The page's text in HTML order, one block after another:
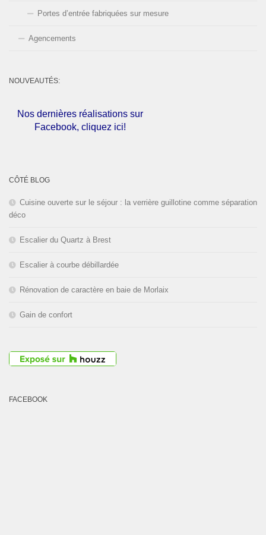
Portes d’entrée fabriquées sur mesure
Agencements
NOUVEAUTÉS:
Nos dernières réalisations sur
Facebook, cliquez ici!
congés d'été du
CÔTÉ BLOG
Cuisine ouverte sur le séjour : la verrière guillotine comme séparation
déco
Escalier du Quartz à Brest
Escalier à courbe débillardée
Rénovation de caractère en baie de Morlaix
Gain de confort
FACEBOOK